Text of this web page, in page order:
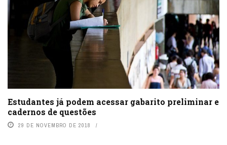
Estudantes já podem acessar gabarito preliminar e
cadernos de questões
29 DE NOVEMBRO DE 2018